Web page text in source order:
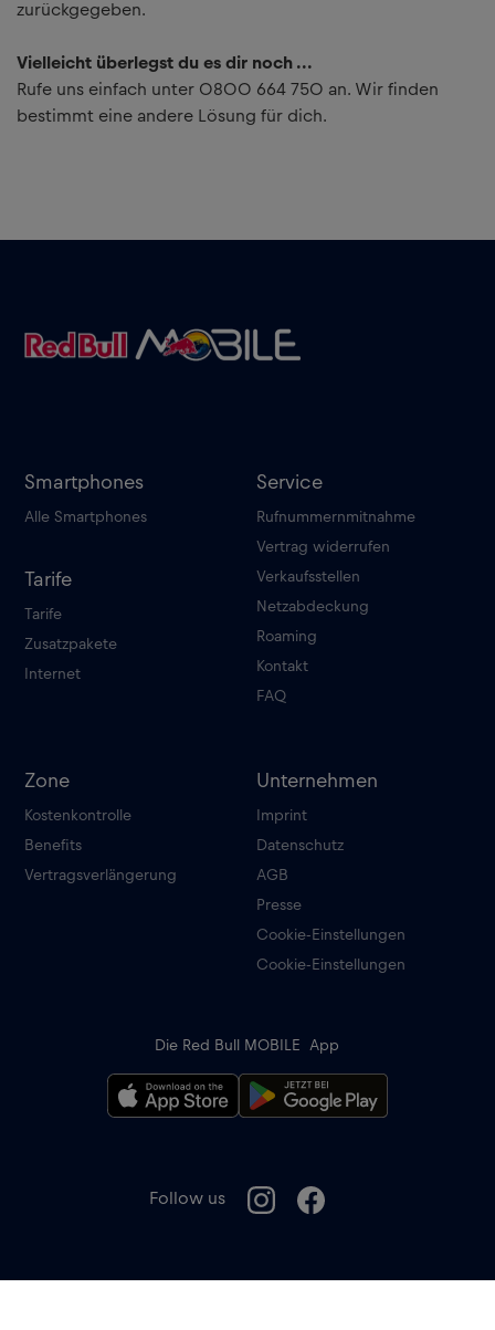
zurückgegeben.
Vielleicht überlegst du es dir noch ...
Rufe uns einfach unter 0800 664 750 an. Wir finden
bestimmt eine andere Lösung für dich.
Smartphones
Alle Smartphones
Tarife
Tarife
Zusatzpakete
Internet
Service
Rufnummernmitnahme
Vertrag widerrufen
Verkaufsstellen
Netzabdeckung
Roaming
Kontakt
FAQ
Zone
Kostenkontrolle
Benefits
Vertragsverlängerung
Unternehmen
Imprint
Datenschutz
AGB
Presse
Cookie-Einstellungen
Cookie-Einstellungen
Follow us
Die Red Bull MOBILE App